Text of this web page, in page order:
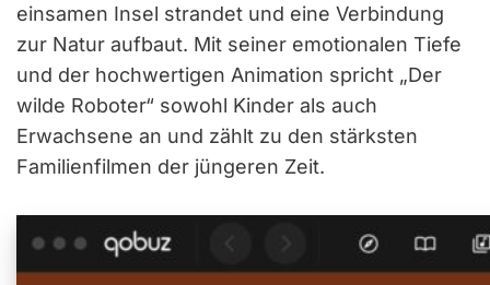
einsamen Insel strandet und eine Verbindung
zur Natur aufbaut. Mit seiner emotionalen Tiefe
und der hochwertigen Animation spricht „Der
wilde Roboter“ sowohl Kinder als auch
Erwachsene an und zählt zu den stärksten
Familienfilmen der jüngeren Zeit.